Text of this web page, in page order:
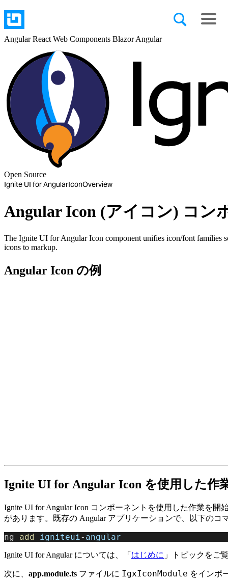
AngularReact Web Components BlazorAngular
Open Source
Ignite UI for AngularIconOverview
Angular Icon (アイコン) コン
The Ignite UI for Angular Icon component unifies icon/font families
icons to markup.
Angular Icon の例
Ignite UI for Angular Icon を使用した作
Ignite UI for Angular Icon コンポーネントを使用した作業を開
があります。既存の Angular アプリケーションで、以下のコ
ng add igniteui- angular
Ignite UI for Angular については、「 はじめに 」トピックをご
次に、 app.module.ts ファイルに IgxIconModule をインポ